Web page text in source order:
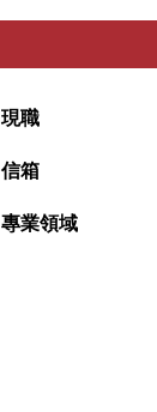
現職
信箱
專業領域